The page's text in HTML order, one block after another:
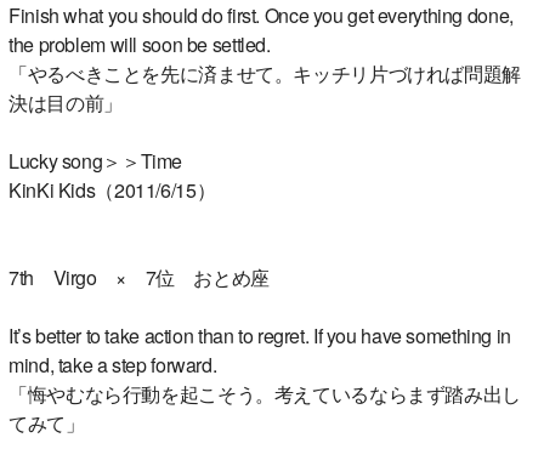
Finish what you should do first. Once you get everything done,
the problem will soon be settled.
「やるべきことを先に済ませて。キッチリ片づければ問題解
決は目の前」
Lucky song＞＞Time
KinKi Kids（2011/6/15）
7th Virgo × 7位 おとめ座
It’s better to take action than to regret. If you have something in
mind, take a step forward.
「悔やむなら行動を起こそう。考えているならまず踏み出し
てみて」